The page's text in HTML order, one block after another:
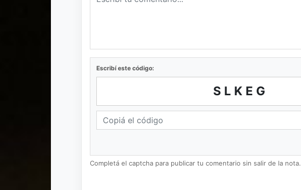
Escribí este código:
SLKEG
Completá el captcha para publicar tu comentario sin salir de la nota.